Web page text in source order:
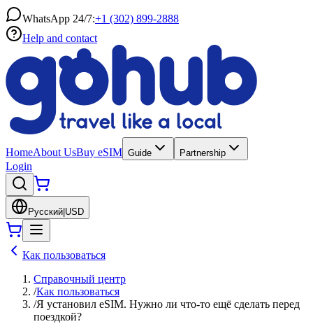
WhatsApp 24/7:+1 (302) 899-2888
Help and contact
HomeAbout UsBuy eSIM Guide Partnership
Login
Русский USD
Как пользоваться
Справочный центр
/Как пользоваться
/Я установил eSIM. Нужно ли что-то ещё сделать перед
поездкой?